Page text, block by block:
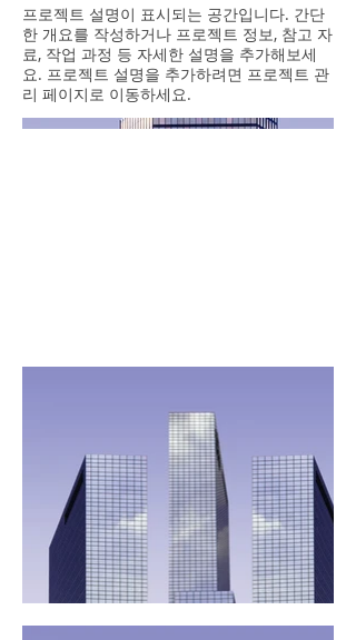
프로젝트 설명이 표시되는 공간입니다. 간단
한 개요를 작성하거나 프로젝트 정보, 참고 자
료, 작업 과정 등 자세한 설명을 추가해보세
요. 프로젝트 설명을 추가하려면 프로젝트 관
리 페이지로 이동하세요.